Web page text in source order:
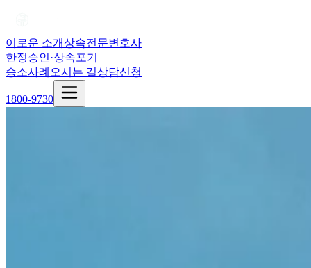
이로운 소개상속전문변호사
한정승인·상속포기
승소사례 오시는 길상담신청
1800-9730